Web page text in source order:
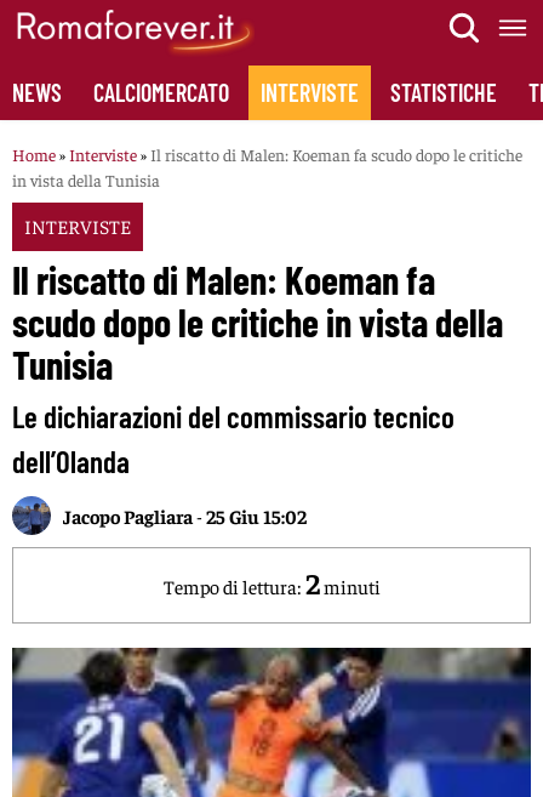
Skip
content
NEWS CALCIOMERCATO INTERVISTE STATISTICHE
Home»Interviste» Il riscatto di Malen: Koeman fa scudo dopo le critiche
in vista della Tunisia
INTERVISTE
Il riscatto di Malen: Koeman fa
scudo dopo le critiche in vista della
Tunisia
Le dichiarazioni del commissario tecnico
dell’Olanda
Jacopo Pagliara -25 Giu 15:02
Tempo di lettura: 2minuti